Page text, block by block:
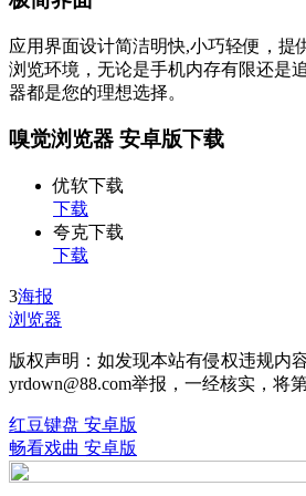
应用界面设计简洁明快,小巧轻便，提
浏览环境，无论是手机内存有限还是
器都是您的理想选择。
嗅觉浏览器 安卓版下载
优软下载
下载
夸克下载
下载
3海报
浏览器
版权声明：如发现本站有侵权违规内
yrdown@88.com举报，一经核实，将
红豆键盘 安卓版
畅看戏曲 安卓版